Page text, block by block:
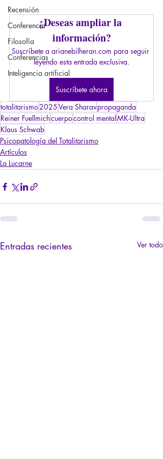
Recensión
Conferencia
Filosofía
Conferencias
Inteligencia artificial
¿Deseas ampliar la
información?
Suscríbete a arianebilheran.com para seguir
leyendo esta entrada exclusiva.
Suscríbete ahora
totalitarismo2025Vera Sharavpropaganda
Reiner Fuellmichcuerpocontrol mental MK-Ultra
Klaus Schwab
Psicopatología del Totalitarismo
Artículos
La Lucarne
Entradas recientes Ver todo